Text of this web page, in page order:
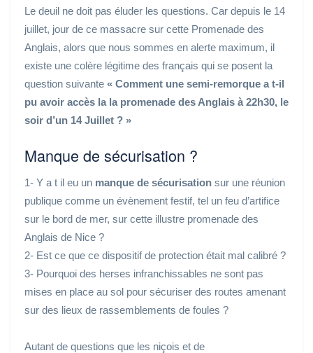
Le deuil ne doit pas éluder les questions. Car depuis le 14
juillet, jour de ce massacre sur cette Promenade des
Anglais, alors que nous sommes en alerte maximum, il
existe une colère légitime des français qui se posent la
question suivante « Comment une semi-remorque a t-il
pu avoir accès la la promenade des Anglais à 22h30, le
soir d’un 14 Juillet ? »
Manque de sécurisation ?
1- Y a t il eu un manque de sécurisation sur une réunion
publique comme un évènement festif, tel un feu d’artifice
sur le bord de mer, sur cette illustre promenade des
Anglais de Nice ?
2- Est ce que ce dispositif de protection était mal calibré ?
3- Pourquoi des herses infranchissables ne sont pas
mises en place au sol pour sécuriser des routes amenant
sur des lieux de rassemblements de foules ?
Autant de questions que les niçois et de